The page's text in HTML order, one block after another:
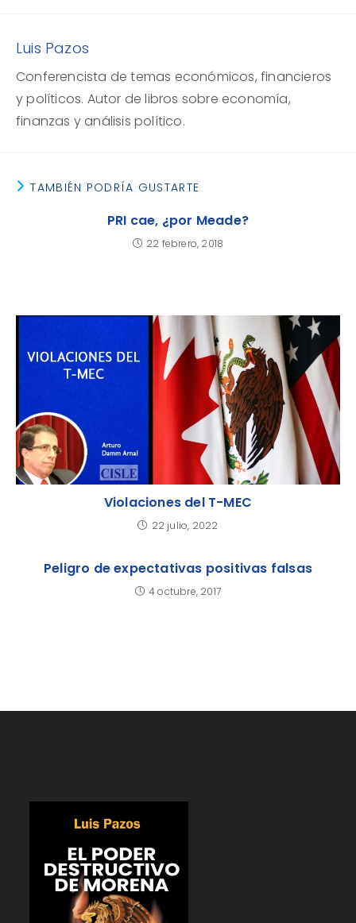
Luis Pazos
Conferencista de temas económicos, financieros
y políticos. Autor de libros sobre economía,
finanzas y análisis político.
TAMBIÉN PODRÍA GUSTARTE
PRI cae, ¿por Meade?
22 febrero, 2018
Violaciones del T-MEC
22 julio, 2022
Peligro de expectativas positivas falsas
4 octubre, 2017